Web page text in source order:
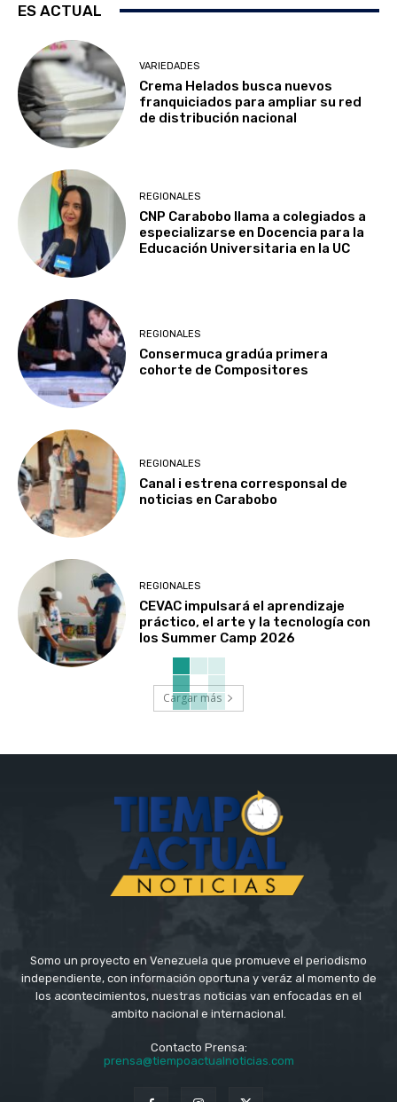
ES ACTUAL
VARIEDADES
Crema Helados busca nuevos
franquiciados para ampliar su red
de distribución nacional
REGIONALES
CNP Carabobo llama a colegiados a
especializarse en Docencia para la
Educación Universitaria en la UC
REGIONALES
Consermuca gradúa primera
cohorte de Compositores
REGIONALES
Canal i estrena corresponsal de
noticias en Carabobo
REGIONALES
CEVAC impulsará el aprendizaje
práctico, el arte y la tecnología con
los Summer Camp 2026
Cargar más
Somo un proyecto en Venezuela que promueve el periodismo
independiente, con información oportuna y veráz al momento de
los acontecimientos, nuestras noticias van enfocadas en el
ambito nacional e internacional.
Contacto Prensa:
prensa@tiempoactualnoticias.com